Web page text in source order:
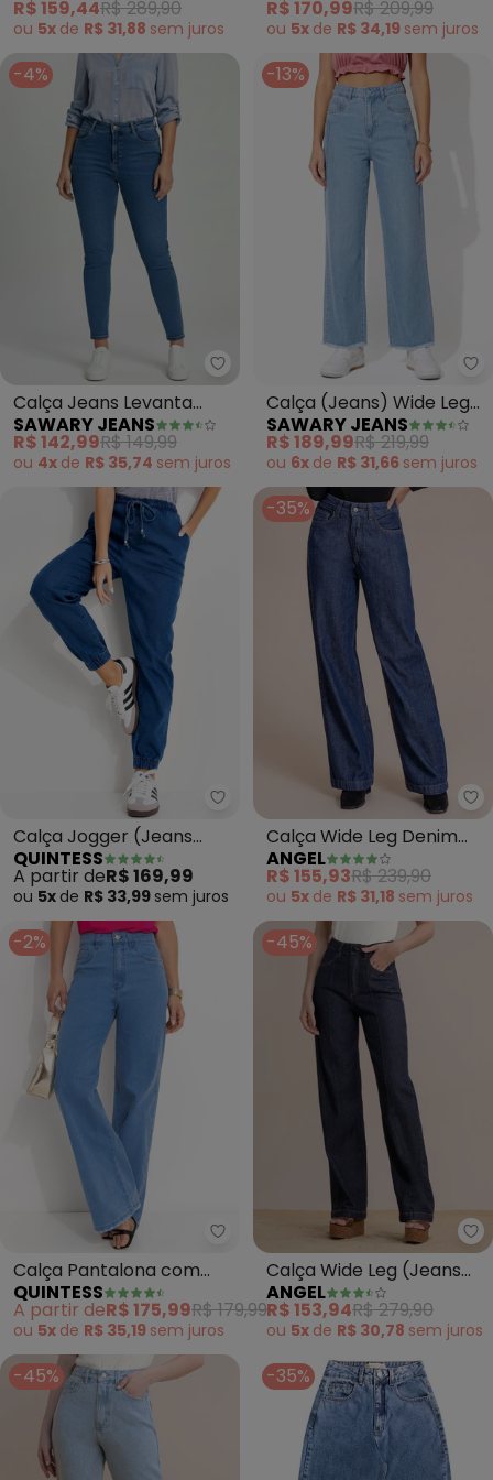
R$ 159,44R$ 289,90
ou 5x de R$ 31,88 sem juros
R$ 170,99R$ 209,99
ou 5x de R$ 34,19 sem juros
-4%
Sawary Jeans - Calça Jeans
Calça Jeans Levanta
Bumbum (Azul)
SAWARY JEANS
R$ 142,99R$ 149,99
ou 4x de R$ 35,74 sem juros
-13%
Calça (Jeans) Wide Leg
com Bolsos Sawary
SAWARY JEANS
R$ 189,99R$ 219,99
ou 6x de R$ 31,66 sem juros
Quintess - Calça Jogger
Calça Jogger (Jeans
Médio) Cintura Alta com
Bolsos
QUINTESS
A partir deR$ 169,99
ou 5x de R$ 33,99 sem juros
-35%
Calça Wide Leg Denim
(Azul)
ANGEL
R$ 155,93R$ 239,90
ou 5x de R$ 31,18 sem juros
-2%
Quintess - Calça Pantalona
Calça Pantalona com
Bolsos (Jeans Claro)
QUINTESS
A partir deR$ 175,99R$ 179,99
ou 5x de R$ 35,19 sem juros
-45%
Calça Wide Leg (Jeans
Escuro)
ANGEL
R$ 153,94R$ 279,90
ou 5x de R$ 30,78 sem juros
-45% -35%